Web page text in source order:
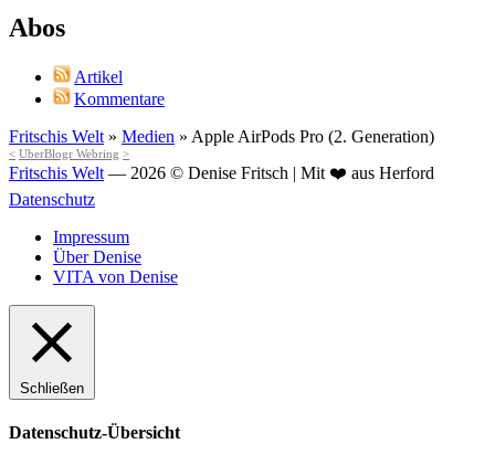
Abos
Artikel
Kommentare
Fritschis Welt » Medien » Apple AirPods Pro (2. Generation)
< UberBlogr Webring >
Fritschis Welt — 2026 © Denise Fritsch | Mit ❤️ aus Herford
Datenschutz
Impressum
Über Denise
VITA von Denise
Schließen
Datenschutz-Übersicht